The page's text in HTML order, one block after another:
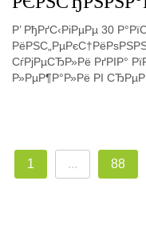
Р’ РђРґС‹РіРµРµ 30
СѓРјРµСЂР»Рё РґРІР°
Р»РµР¶Р°Р»Рё РІ
1 ... 88